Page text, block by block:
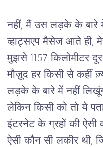
नहीं, मैं उस लड़के के बारे
व्हाट्सएप मैसेज आते ही,
मुझसे 1157 किलोमीटर
मौज़ूद हर किसी से कहीं
लड़के के बारे में नहीं
लेकिन किसी को तो ये
इंटरनेट के ग्रहों की ऐसी
ऐसी कौन सी लकीर थी,